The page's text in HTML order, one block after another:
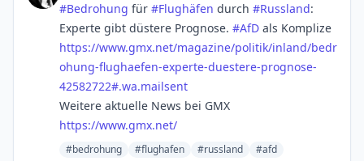
#Bedrohung für #Flughäfen durch #Russland:
Experte gibt düstere Prognose. #AfD als Komplize
https://www.gmx.net/magazine/politik/inland/bedr
ohung-flughaefen-experte-duestere-prognose-
42582722#.wa.mailsent
Weitere aktuelle News bei GMX
https://www.gmx.net/
#bedrohung #flughafen #russland #afd